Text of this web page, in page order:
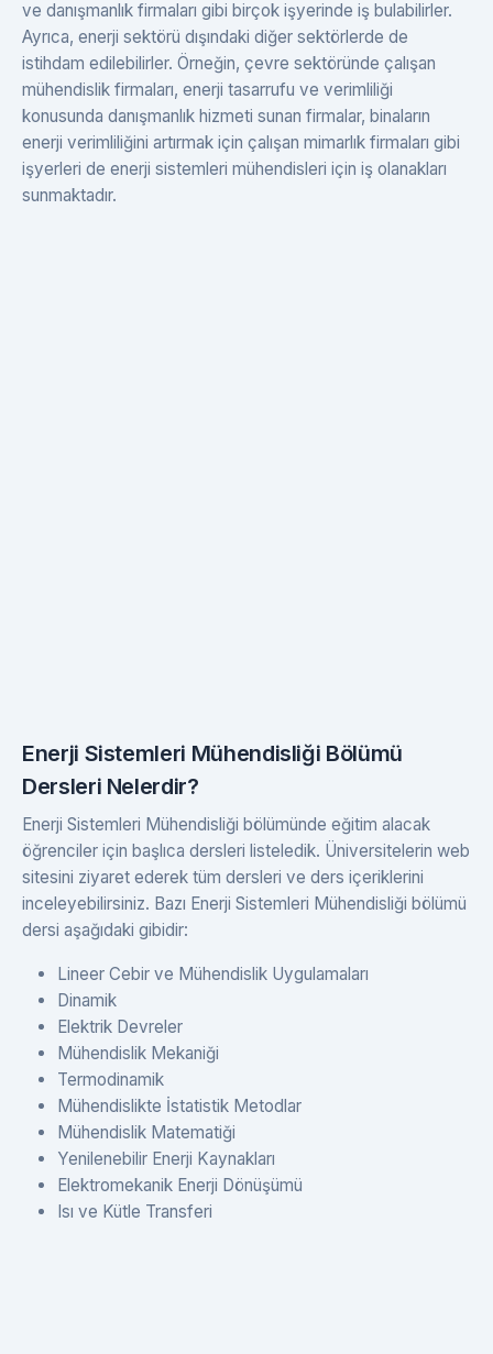
ve danışmanlık firmaları gibi birçok işyerinde iş bulabilirler.
Ayrıca, enerji sektörü dışındaki diğer sektörlerde de
istihdam edilebilirler. Örneğin, çevre sektöründe çalışan
mühendislik firmaları, enerji tasarrufu ve verimliliği
konusunda danışmanlık hizmeti sunan firmalar, binaların
enerji verimliliğini artırmak için çalışan mimarlık firmaları gibi
işyerleri de enerji sistemleri mühendisleri için iş olanakları
sunmaktadır.
Enerji Sistemleri Mühendisliği Bölümü
Dersleri Nelerdir?
Enerji Sistemleri Mühendisliği bölümünde eğitim alacak
öğrenciler için başlıca dersleri listeledik. Üniversitelerin web
sitesini ziyaret ederek tüm dersleri ve ders içeriklerini
inceleyebilirsiniz. Bazı Enerji Sistemleri Mühendisliği bölümü
dersi aşağıdaki gibidir:
Lineer Cebir ve Mühendislik Uygulamaları
Dinamik
Elektrik Devreler
Mühendislik Mekaniği
Termodinamik
Mühendislikte İstatistik Metodlar
Mühendislik Matematiği
Yenilenebilir Enerji Kaynakları
Elektromekanik Enerji Dönüşümü
Isı ve Kütle Transferi